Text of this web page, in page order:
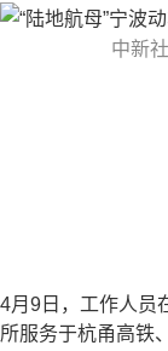
中新
4月9日，工作人员
所服务于杭甬高铁